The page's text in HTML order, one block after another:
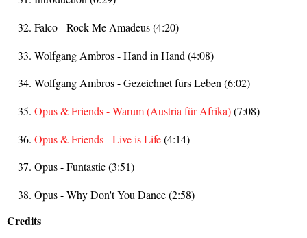
Falco - Rock Me Amadeus (4:20)
Wolfgang Ambros - Hand in Hand (4:08)
Wolfgang Ambros - Gezeichnet fürs Leben (6:02)
Opus & Friends - Warum (Austria für Afrika)(7:08)
Opus & Friends - Live is Life(4:14)
Opus - Funtastic (3:51)
Opus - Why Don't You Dance (2:58)
Credits